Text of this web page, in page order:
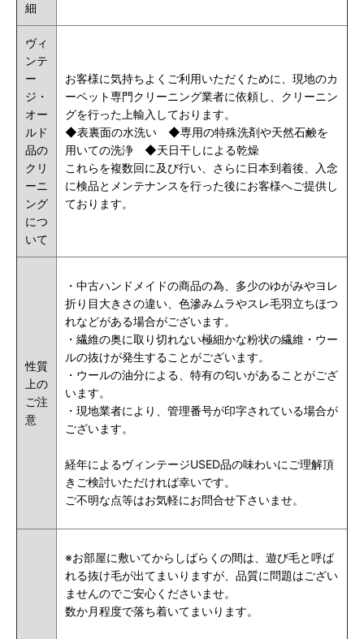
細
ヴィ
ンテ
ー
ジ・
オー
ルド
品の
クリ
ーニ
ング
につ
いて
お客様に気持ちよくご利用いただくために、現地のカ
ーペット専門クリーニング業者に依頼し、クリーニン
グを行った上輸入しております。
◆表裏面の水洗い ◆専用の特殊洗剤や天然石鹸を
用いての洗浄 ◆天日干しによる乾燥
これらを複数回に及び行い、さらに日本到着後、入念
に検品とメンテナンスを行った後にお客様へご提供し
ております。
性質
上の
ご注
意
・中古ハンドメイドの商品の為、多少のゆがみやヨレ
折り目大きさの違い、色滲みムラやスレ毛羽立ちほつ
れなどがある場合がございます。
・繊維の奥に取り切れない極細かな粉状の繊維・ウー
ルの抜けが発生することがございます。
・ウールの油分による、特有の匂いがあることがござ
います。
・現地業者により、管理番号が印字されている場合が
ございます。
経年によるヴィンテージUSED品の味わいにご理解頂
きご検討いただければ幸いです。
ご不明な点等はお気軽にお問合せ下さいませ。
※お部屋に敷いてからしばらくの間は、遊び毛と呼ば
れる抜け毛が出てまいりますが、品質に問題はござい
ませんのでご安心くださいませ。
数か月程度で落ち着いてまいります。